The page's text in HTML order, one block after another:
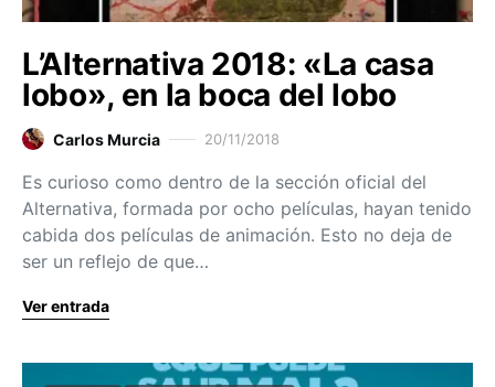
L’Alternativa 2018: «La casa
lobo», en la boca del lobo
Carlos Murcia 20/11/2018
Es curioso como dentro de la sección oficial del
Alternativa, formada por ocho películas, hayan tenido
cabida dos películas de animación. Esto no deja de
ser un reflejo de que…
Ver entrada